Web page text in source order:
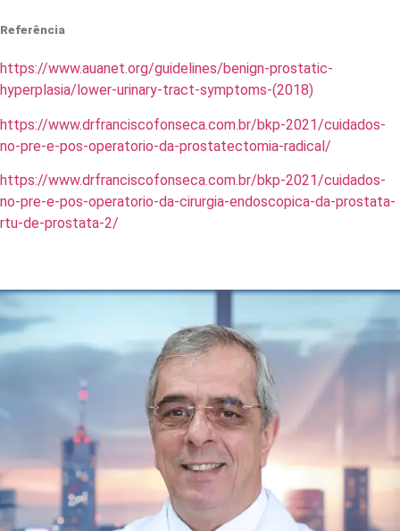
Referência
https://www.auanet.org/guidelines/benign-prostatic-
hyperplasia/lower-urinary-tract-symptoms-(2018)
https://www.drfranciscofonseca.com.br/bkp-2021/cuidados-
no-pre-e-pos-operatorio-da-prostatectomia-radical/
https://www.drfranciscofonseca.com.br/bkp-2021/cuidados-
no-pre-e-pos-operatorio-da-cirurgia-endoscopica-da-prostata-
rtu-de-prostata-2/